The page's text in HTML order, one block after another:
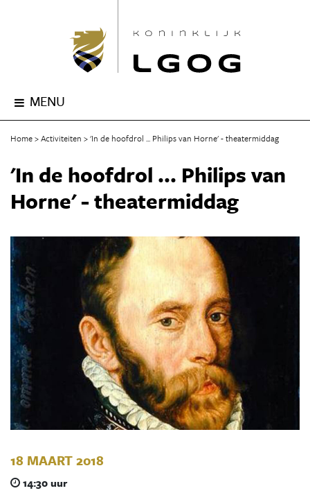
MENU
Home Activiteiten 'In de hoofdrol ... Philips van Horne' - theatermiddag
'In de hoofdrol ... Philips van
Horne' - theatermiddag
18 MAART 2018
14:30 uur